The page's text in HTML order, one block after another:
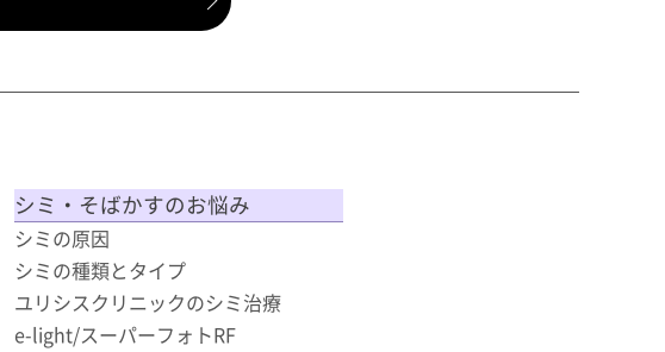
シミ・そばかすのお悩み
シミの原因
シミの種類とタイプ
ユリシスクリニックのシミ治療
e-light/スーパーフォトRF